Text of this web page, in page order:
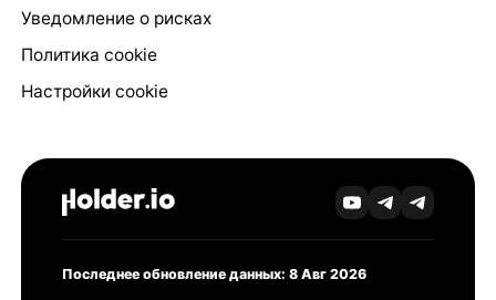
Уведомление о рисках
Политика cookie
Настройки cookie
Последнее обновление данных: 8 Авг 2026